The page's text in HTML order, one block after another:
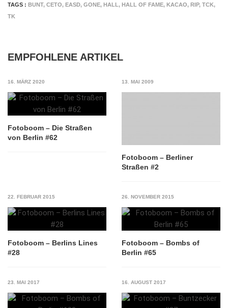
TAGS : BUNT, CETO, EASD, GONE, HALL , HALL OF FAME, KACAO, RIP, TCK,
TK
EMPFOHLENE ARTIKEL
16. MÄRZ 2020
Fotoboom – Die Straßen
von Berlin #62
13. MAI 2009
Fotoboom – Berliner
Straßen #2
22. FEBRUAR 2015
Fotoboom – Berlins Lines
#28
26. NOVEMBER 2015
Fotoboom – Bombs of
Berlin #65
23. MAI 2017 16. AUGUST 2017